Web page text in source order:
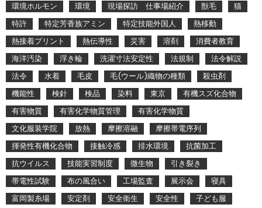
環境ホルモン
環境 現場探訪 仕事場紹介 獣毛
猫
特許
特定芳香族アミン 特定技能外国人
熱移動
熱接着プリント
熱伝導性 災害 溶剤
消費者教育
海洋汚染
浮き輪 洗濯寸法安定性 法規制
法令解説
法令
水着 毛皮 毛(ウール)織物の種類
殺虫剤
機能性
検針 検品 染料 東京
有機スズ化合物
有害物質
有害化学物質管理
有害化学物質
文化服装学院
放熱 摩擦溶融
摩擦帯電序列
揮発性有機化合物
接触冷感 排水環境
抗菌加工
抗ウイルス
技能実習制度 微生物
引き裂き
帯電性試験
布の風合い 工場監査 展示会
寝具
富岡製糸場
安定剤 安全衛生 安全性
子ども服